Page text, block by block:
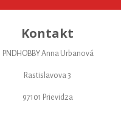
Kontakt
PNDHOBBY Anna Urbanová
Rastislavova 3
97101 Prievidza